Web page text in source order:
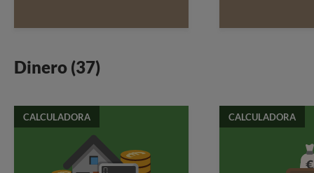
Dinero (37)
CALCULADORA CALCULADORA